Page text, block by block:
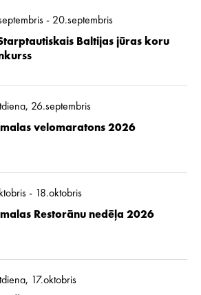
- 20.septembris
Baltijas jūras koru
26.septembris
velomaratons 2026
- 18.oktobris
Restorānu nedēļa 2026
17.oktobris